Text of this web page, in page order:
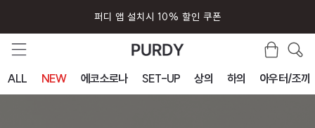
퍼디 앱 설치시 10% 할인 쿠폰
ALL NEW 에코소로나 SET-UP 상의 하의 아우터/조끼